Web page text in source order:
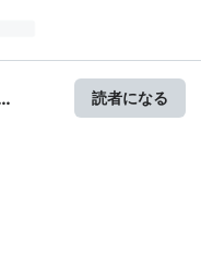
読者になる